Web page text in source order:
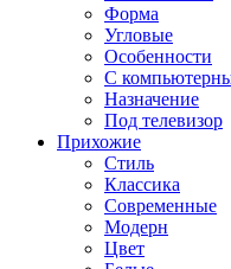
Форма
Угловые
Особенности
С
Назначение
Под телевизор
Прихожие
Стиль
Классика
Современные
Модерн
Цвет